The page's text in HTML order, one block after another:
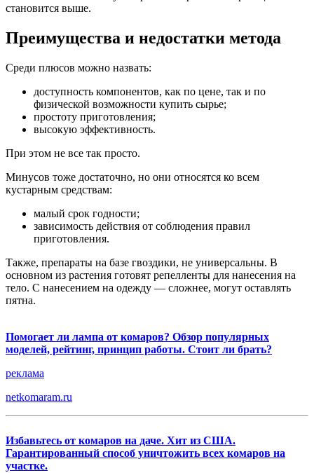
становится выше.
Преимущества и недостатки метода
Среди плюсов можно назвать:
доступность компонентов, как по цене, так и по
физической возможности купить сырье;
простоту приготовления;
высокую эффективность.
При этом не все так просто.
Минусов тоже достаточно, но они относятся ко всем
кустарным средствам:
малый срок годности;
зависимость действия от соблюдения правил
приготовления.
Также, препараты на базе гвоздики, не универсальны. В
основном из растения готовят репелленты для нанесения на
тело. С нанесением на одежду — сложнее, могут оставлять
пятна.
Помогает ли лампа от комаров? Обзор популярных
моделей, рейтинг, принцип работы. Стоит ли брать?
реклама
netkomaram.ru
Избавьтесь от комаров на даче. Хит из США.
Гарантированный способ уничтожить всех комаров на
участке.